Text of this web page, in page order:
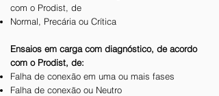
com o Prodist, de
Normal, Precária ou Crítica
Ensaios em carga com diagnóstico, de acordo
com o Prodist, de:
Falha de conexão em uma ou mais fases
Falha de conexão ou Neutro